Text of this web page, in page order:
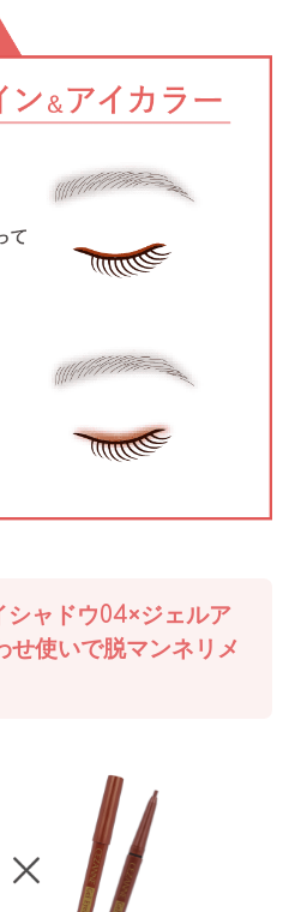
シャドウ04×ジェルア
せ使いで脱マンネリメ